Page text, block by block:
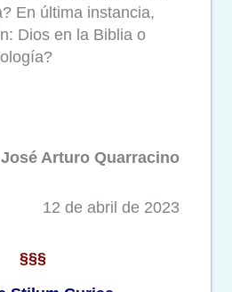
En última instancia,
Dios en la Biblia o
José Arturo Quarracino
12 de abril de 2023
§§§